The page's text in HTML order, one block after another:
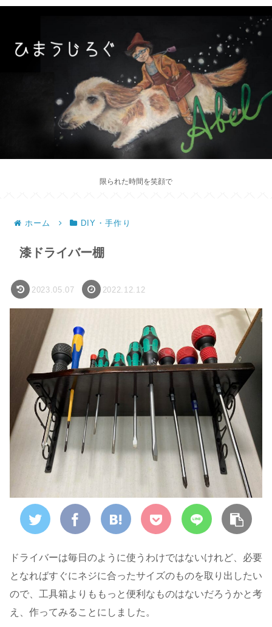
限られた時間を笑顔で
ホーム DIY・手作り
漆ドライバー棚
2023.05.07 2022.12.12
ドライバーは毎日のように使うわけではないけれど、必要
となればすぐにネジに合ったサイズのものを取り出したい
ので、工具箱よりももっと便利なものはないだろうかと考
え、作ってみることにしました。